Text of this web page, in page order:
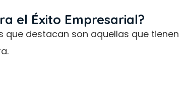
el Éxito Empresarial?
que destacan son aquellas que tienen